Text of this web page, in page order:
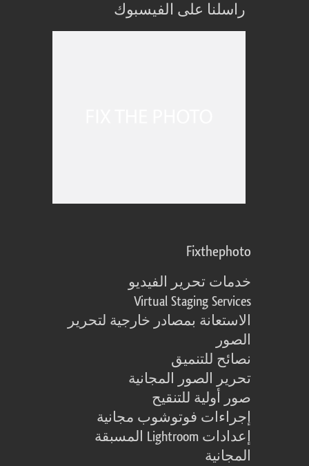
راسلنا على الفيسبوك
Fixthephoto
خدمات تحرير الفيديو
Virtual Staging Services
الاستعانة بمصادر خارجية لتحرير
الصور
نصائح للتنميق
تحرير الصور المجانية
صور أولية للتنقيح
إجراءات فوتوشوب مجانية
إعدادات Lightroom المسبقة
المجانية